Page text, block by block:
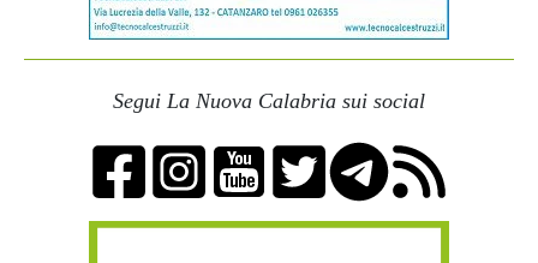
Segui La Nuova Calabria sui social